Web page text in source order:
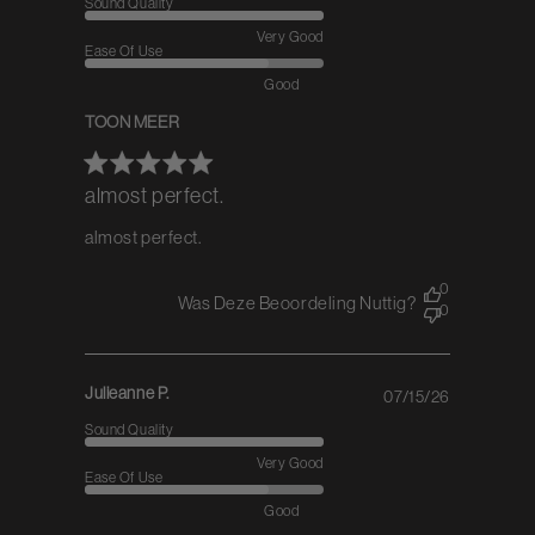
almost perfect.
almost perfect.
Sound Quality
Very Good
Ease Of Use
Good
TOON MEER
Was Deze Beoordeling Nuttig?
0
0
Julieanne P.
Sound Quality
Very Good
Ease Of Use
Good
07/15/26